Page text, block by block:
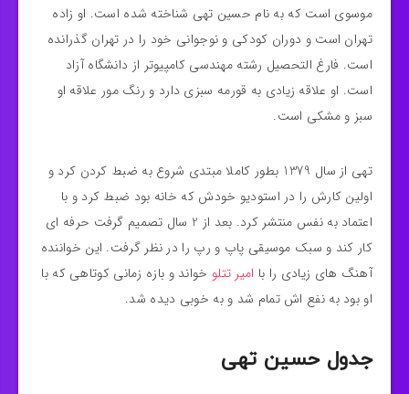
موسوی است که به نام حسین تهی شناخته شده است. او زاده
تهران است و دوران کودکی و نوجوانی خود را در تهران گذرانده
است. فارغ التحصیل رشته مهندسی کامپیوتر از دانشگاه آزاد
است. او علاقه زیادی به قورمه سبزی دارد و رنگ مور علاقه او
سبز و مشکی است.
تهی از سال 1379 بطور کاملا مبتدی شروع به ضبط کردن کرد و
اولین کارش را در استودیو خودش که خانه بود ضبط کرد و با
اعتماد به نفس منتشر کرد. بعد از 2 سال تصمیم گرفت حرفه ای
کار کند و سبک موسیقی پاپ و رپ را در نظر گرفت. این خواننده
آهنگ های زیادی را با امیر تتلو خواند و بازه زمانی کوتاهی که با
او بود به نفع اش تمام شد و به خوبی دیده شد.
جدول حسین تهی